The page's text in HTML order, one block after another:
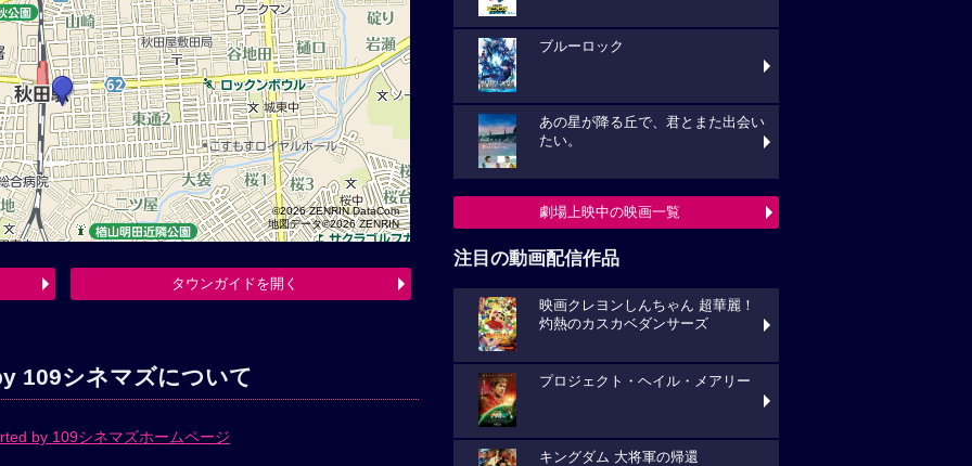
©2026 ZENRIN DataCom
地図データ©2026 ZENRIN
タウンガイドを開く
109シネマズについて
by 109シネマズホームページ
ブルーロック
あの星が降る丘で、君とまた出会い
たい。
劇場上映中の映画一覧
注目の動画配信作品
映画クレヨンしんちゃん 超華麗！
灼熱のカスカベダンサーズ
プロジェクト・ヘイル・メアリー
キングダム 大将軍の帰還